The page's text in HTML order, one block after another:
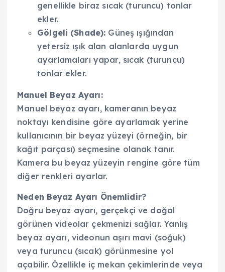
genellikle biraz sıcak (turuncu) tonlar
ekler.
Gölgeli (Shade): Güneş ışığından
yetersiz ışık alan alanlarda uygun
ayarlamaları yapar, sıcak (turuncu)
tonlar ekler.
Manuel Beyaz Ayarı:
Manuel beyaz ayarı, kameranın beyaz
noktayı kendisine göre ayarlamak yerine
kullanıcının bir beyaz yüzeyi (örneğin, bir
kağıt parçası) seçmesine olanak tanır.
Kamera bu beyaz yüzeyin rengine göre tüm
diğer renkleri ayarlar.
Neden Beyaz Ayarı Önemlidir?
Doğru beyaz ayarı, gerçekçi ve doğal
görünen videolar çekmenizi sağlar. Yanlış
beyaz ayarı, videonun aşırı mavi (soğuk)
veya turuncu (sıcak) görünmesine yol
açabilir. Özellikle iç mekan çekimlerinde veya